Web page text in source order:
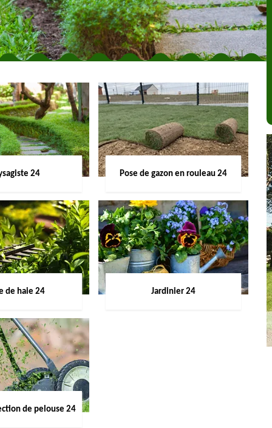
24 Pose de gazon en rouleau 24
de haie 24 Jardinier 24
de pelouse 24